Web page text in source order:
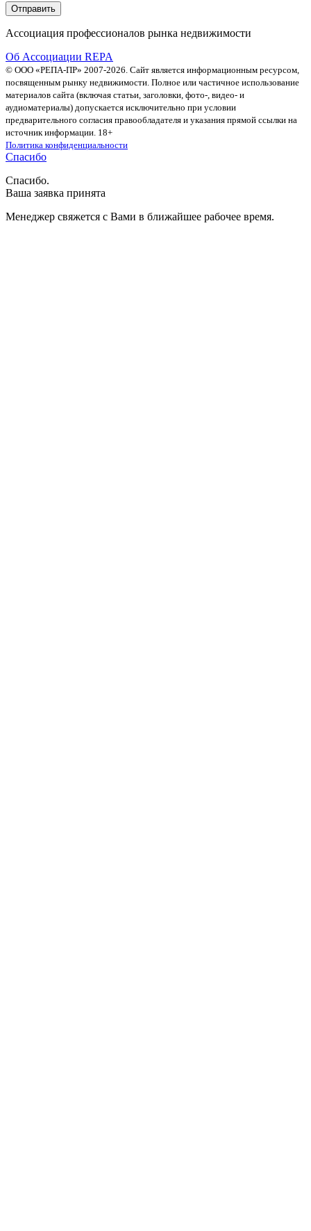
Ассоциация профессионалов рынка недвижимости
Об Ассоциации REPA
© ООО «РЕПА-ПР» 2007-2026. Сайт является информационным ресурсом,
посвященным рынку недвижимости. Полное или частичное использование
материалов сайта (включая статьи, заголовки, фото-, видео- и
аудиоматериалы) допускается исключительно при условии
предварительного согласия правообладателя и указания прямой ссылки на
источник информации. 18+
Политика конфиденциальности
Спасибо
Спасибо.
Ваша заявка принята
Менеджер свяжется с Вами в ближайшее рабочее время.